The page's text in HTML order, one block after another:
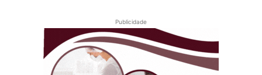
Publicidade